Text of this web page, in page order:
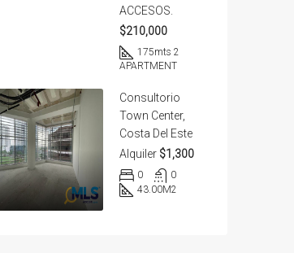
ACCESOS.
$210,000
175mts 2
APARTMENT
Consultorio
Town Center,
Costa Del Este
Alquiler $1,300
0
0
43.00M2